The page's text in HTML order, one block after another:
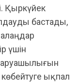
Қыркүйек
бастады,
үшін
ықпал